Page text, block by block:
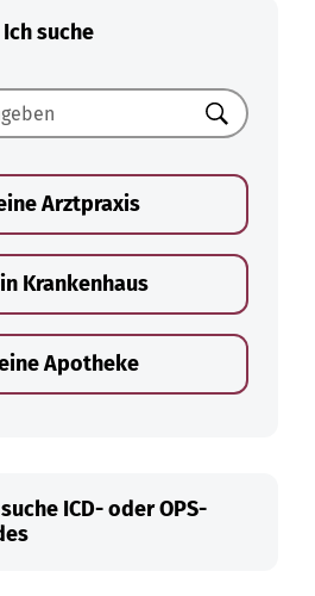
Ich suche
Suchen
Arztpraxis
Krankenhaus
Apotheke
ICD- oder OPS-